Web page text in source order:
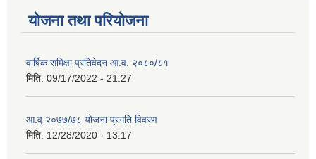
योजना तथा परियोजना
वार्षिक समिक्षा प्रतिवेदन आ.व. २०८०/८१
मिति: 09/17/2022 - 21:27
आ.व् २०७७/७८ योजना प्रगति विवरण
मिति: 12/28/2020 - 13:17